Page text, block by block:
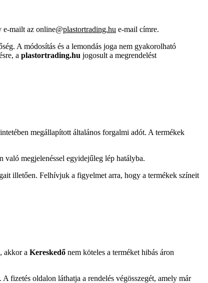
e-mailt az online@plastortrading.hu e-mail címre.
A módosítás és a lemondás joga nem gyakorolható
a plastortrading.hu jogosult a megrendelést
megállapított általános forgalmi adót. A termékek
való megjelenéssel egyidejűleg lép hatályba.
illetően. Felhívjuk a figyelmet arra, hogy a termékek színeit
akkor a Kereskedő nem köteles a terméket hibás áron
fizetés oldalon láthatja a rendelés végösszegét, amely már